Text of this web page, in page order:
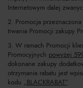
Internetowym dalej
2. Promocja
trwania Promocji zakupy
3. W ramach Promocji
Promocyjnych powyżej
dokonane zakupy
otrzymania rabatu jest
kodu „BLACKRABAT”.